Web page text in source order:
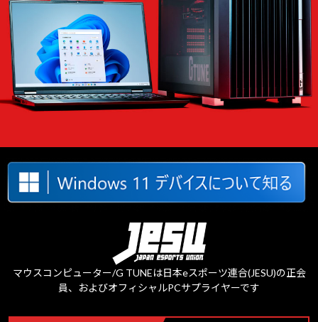
マウスコンピューター/G TUNEは日本eスポーツ連合(JESU)の正会
員、およびオフィシャルPCサプライヤーです